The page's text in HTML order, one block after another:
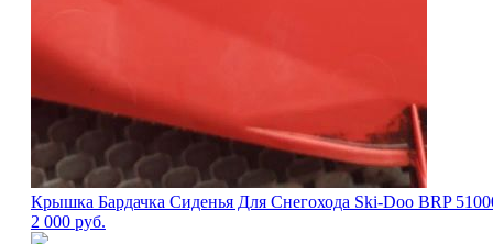
Крышка Бардачка Сиденья Для Снегохода Ski-Doo BRP
2 000 руб.